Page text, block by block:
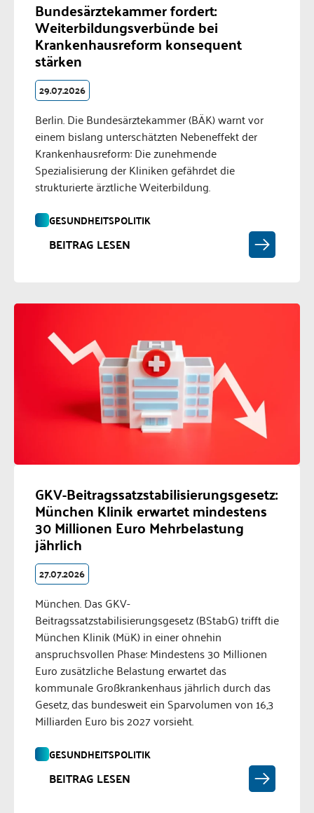
Bundesärztekammer fordert:
Weiterbildungsverbünde bei
Krankenhausreform konsequent
stärken
29.07.2026
Berlin. Die Bundesärztekammer (BÄK) warnt vor
einem bislang unterschätzten Nebeneffekt der
Krankenhausreform: Die zunehmende
Spezialisierung der Kliniken gefährdet die
strukturierte ärztliche Weiterbildung.
GESUNDHEITSPOLITIK
BEITRAG LESEN
GKV-Beitragssatzstabilisierungsgesetz:
München Klinik erwartet mindestens
30 Millionen Euro Mehrbelastung
jährlich
27.07.2026
München. Das GKV-
Beitragssatzstabilisierungsgesetz (BStabG) trifft die
München Klinik (MüK) in einer ohnehin
anspruchsvollen Phase: Mindestens 30 Millionen
Euro zusätzliche Belastung erwartet das
kommunale Großkrankenhaus jährlich durch das
Gesetz, das bundesweit ein Sparvolumen von 16,3
Milliarden Euro bis 2027 vorsieht.
GESUNDHEITSPOLITIK
BEITRAG LESEN